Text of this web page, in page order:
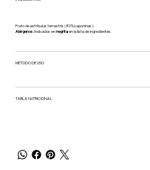
Fruto de estribulus terrestris (80% saponinas).
Alérgenos:Indicados ennegritaen la lista de ingredientes.
MÉTODO DE USO
TABLA NUTRICIONAL